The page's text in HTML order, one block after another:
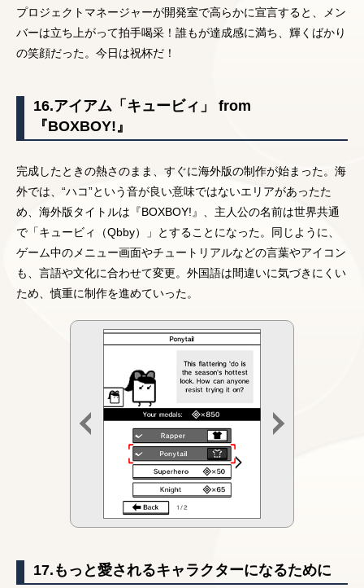
プロジェクトマネージャーが開発室で高らかに宣言すると、メン
バーは立ち上がって拍手喝采！誰もが達成感に満ち、輝くばかり
の笑顔だった。今日は祝杯だ！
16.アイアム「キュービィ」 from
『BOXBOY!』
完成したときの熱さのまま、すぐに海外版の制作が始まった。海
外では、“ハコ”という音が良い意味ではないエリアがあったた
め、海外版タイトルは『BOXBOY!』、主人公の名前は世界共通
で「キュービィ（Qbby）」とすることになった。同じように、
ゲーム中のメニュー画面やチュートリアルなどの言葉やアイコン
も、言語や文化に合わせて変更。外国語は間違いに気づきにくい
ため、慎重に制作を進めていった。
17.もっと愛されるキャラクターになるために